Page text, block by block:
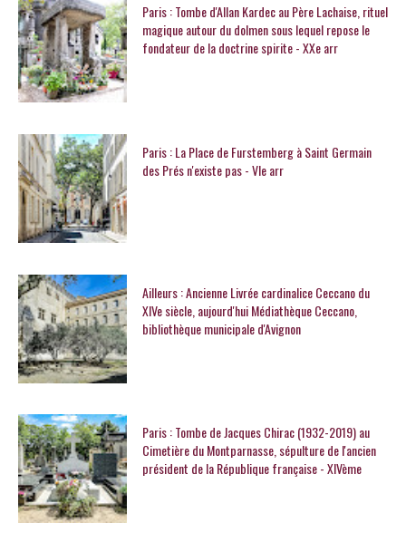
Paris : Tombe d'Allan Kardec au Père Lachaise, rituel
magique autour du dolmen sous lequel repose le
fondateur de la doctrine spirite - XXe arr
Paris : La Place de Furstemberg à Saint Germain
des Prés n'existe pas - VIe arr
Ailleurs : Ancienne Livrée cardinalice Ceccano du
XIVe siècle, aujourd'hui Médiathèque Ceccano,
bibliothèque municipale d'Avignon
Paris : Tombe de Jacques Chirac (1932-2019) au
Cimetière du Montparnasse, sépulture de l'ancien
président de la République française - XIVème